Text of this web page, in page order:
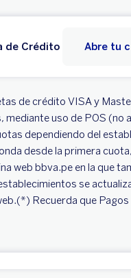
de Crédito Abre tu
de crédito VISA y
uso de POS
dependiendo del
desde la primera
web bbva.pe en la que
se
Recuerda que